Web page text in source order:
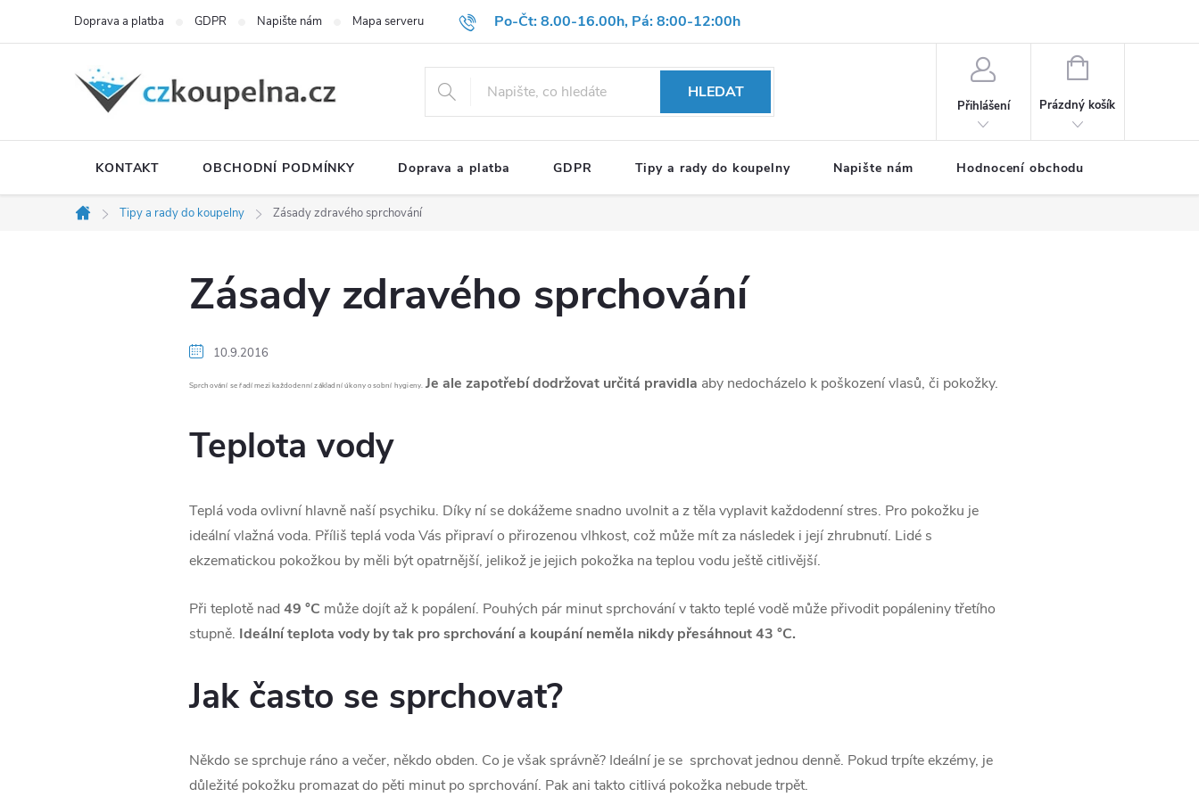
Po-Čt: 8.00-16.00h, Pá: 8:00-12:00h
Doprava a platba GDPR Napište nám Mapa serveru Hodnocení obchodu Reklamační formulář OBCHODNÍ PODMÍNKY
HLEDAT
Přihlášení
NÁKUPNÍ
Prázdný košík
KONTAKT OBCHODNÍ PODMÍNKY Doprava a platba GDPR Tipy a rady do koupelny Napište nám Hodnocení obchodu
Domů
Tipy a rady do koupelny Zásady zdravého sprchování
Zásady zdravého sprchování
10.9.2016
Sprchování se řadí mezi každodenní základní úkony osobní hygieny. Je ale zapotřebí dodržovat určitá pravidla aby nedocházelo k poškození vlasů, či pokožky.
Teplota vody
Teplá voda ovlivní hlavně naší psychiku. Díky ní se dokážeme snadno uvolnit a z těla vyplavit každodenní stres. Pro pokožku je
ideální vlažná voda. Příliš teplá voda Vás připraví o přirozenou vlhkost, což může mít za následek i její zhrubnutí. Lidé s
ekzematickou pokožkou by měli být opatrnější, jelikož je jejich pokožka na teplou vodu ještě citlivější.
Při teplotě nad 49 °C může dojít až k popálení. Pouhých pár minut sprchování v takto teplé vodě může přivodit popáleniny třetího
stupně. Ideální teplota vody by tak pro sprchování a koupání neměla nikdy přesáhnout 43 °C.
Jak často se sprchovat?
Někdo se sprchuje ráno a večer, někdo obden. Co je však správně? Ideální je se sprchovat jednou denně. Pokud trpíte ekzémy, je
důležité pokožku promazat do pěti minut po sprchování. Pak ani takto citlivá pokožka nebude trpět.